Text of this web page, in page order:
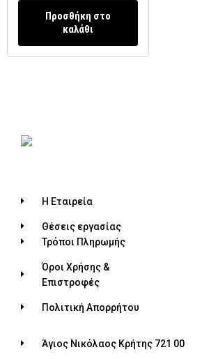
Προσθήκη στο
καλάθι
Η Εταιρεία
Θέσεις εργασίας
Τρόποι Πληρωμής
Όροι Χρήσης &
Επιστροφές
Πολιτική Απορρήτου
Άγιος Νικόλαος Κρήτης 721 00